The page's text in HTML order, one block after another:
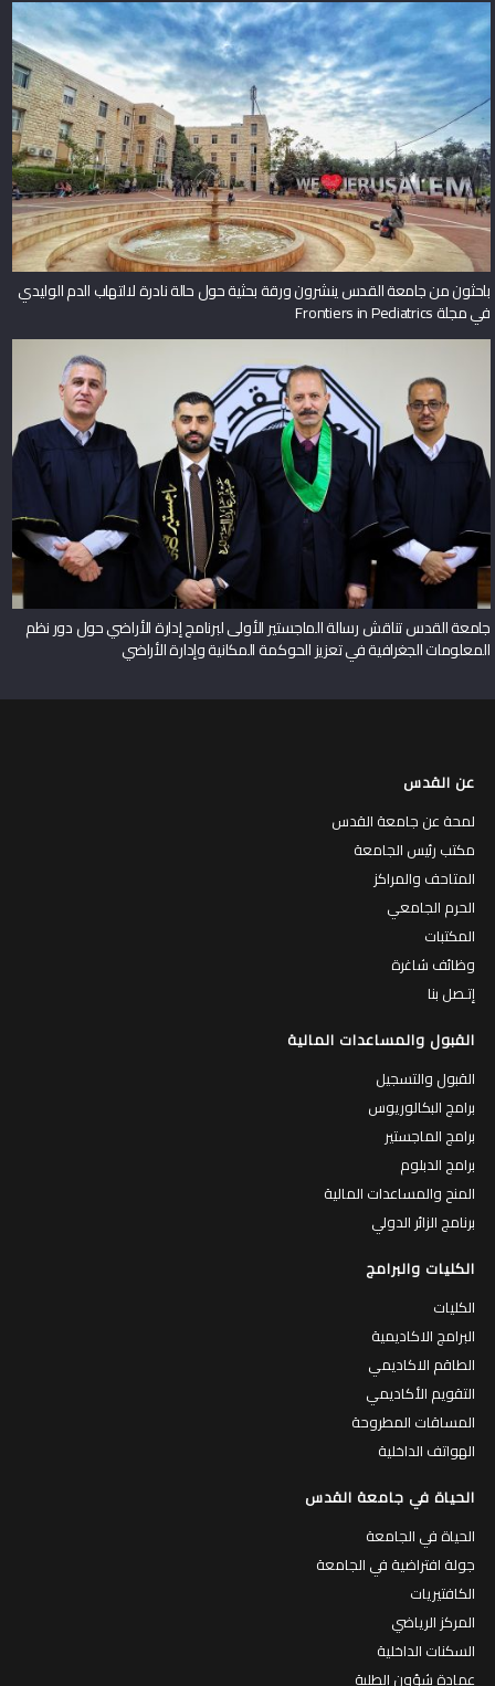
باحثون من جامعة القدس ينشرون ورقة بحثية حول حالة نادرة لالتهاب الدم الوليدي
في مجلة Frontiers in Pediatrics
جامعة القدس تناقش رسالة الماجستير الأولى لبرنامج إدارة الأراضي حول دور نظم
المعلومات الجغرافية في تعزيز الحوكمة المكانية وإدارة الأراضي
عن القدس
لمحة عن جامعة القدس
مكتب رئيس الجامعة
المتاحف والمراكز
الحرم الجامعي
المكتبات
وظائف شاغرة
إتـصل بنا
القبول والمساعدات المالية
القبول والتسجيل
برامج البكالوريوس
برامج الماجستير
برامج الدبلوم
المنح والمساعدات المالية
برنامج الزائر الدولي
الكليات والبرامج
الكليات
البرامج الاكاديمية
الطاقم الاكاديمي
التقويم الأكاديمي
المساقات المطروحة
الهواتف الداخلية
الحياة في جامعة القدس
الحياة في الجامعة
جولة افتراضية في الجامعة
الكافتيريات
المركز الرياضي
السكنات الداخلية
عمادة شؤون الطلبة